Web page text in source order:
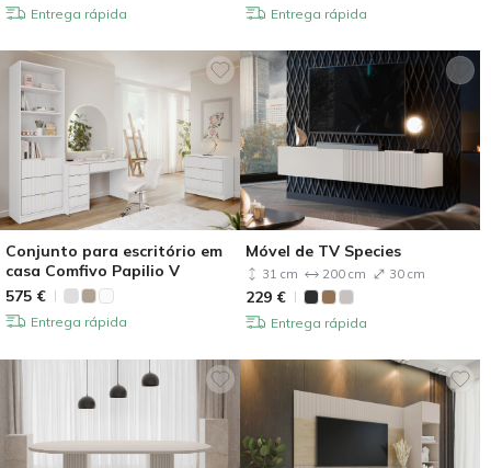
Entrega rápida Entrega rápida
Conjunto para escritório em
casa Comfivo Papilio V
575 €
Entrega rápida
Móvel de TV Species
31 cm 200 cm 30 cm
229 €
Entrega rápida